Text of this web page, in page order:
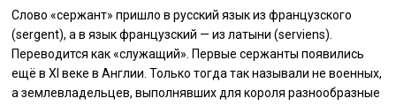
Слово «сержант» пришло в русский язык из французского
(sergent), а в язык французский — из латыни (serviens).
Переводится как «служащий». Первые сержанты появились
ещё в XI веке в Англии. Только тогда так называли не военных,
а землевладельцев, выполнявших для короля разнообразные